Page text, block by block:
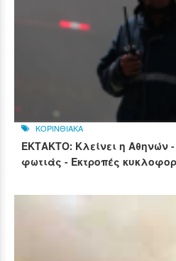
ΚΟΡΙΝΘΙΑΚΑ
ΕΚΤΑΚΤΟ: Κλείνει η Αθηνών
φωτιάς - Εκτροπές